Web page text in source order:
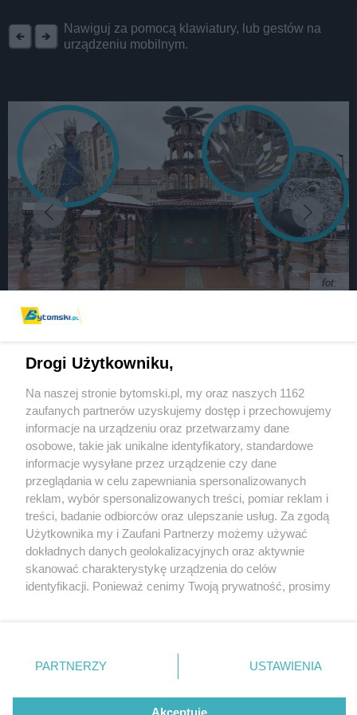
Nawiguj za pomocą klawiatury, lub gestów na
urządzeniu mobilnym.
fot:
Lodu i Powrotu do Przyszłości gotowy
1 / 7
Jarmark swiateczny bytom
2024
Wydawca mediów lokalnych
Nie zapomnij
zapoznać się z:
polityką prywatności regulamin korzystania z portali
Twojemiasto
Piekary Śląskie
Chorzów
Tarnowskie Góry
Gliwice
Skontakuj sięz nami
Kontakt
Wydawca
Pogoda
Drogi Użytkowniku,
Na naszej stronie bytomski.pl, my oraz naszych 1162
zaufanych partnerów uzyskujemy dostęp i przechowujemy
informacje na urządzeniu oraz przetwarzamy dane
osobowe, takie jak unikalne identyfikatory, standardowe
informacje wysyłane przez urządzenie czy dane
przeglądania w celu zapewniania spersonalizowanych
reklam, wybór spersonalizowanych treści, pomiar reklam i
treści, badanie odbiorców oraz ulepszanie usług. Za zgodą
Użytkownika my i Zaufani Partnerzy możemy używać
dokładnych danych geolokalizacyjnych oraz aktywnie
skanować charakterystykę urządzenia do celów
identyfikacji. Ponieważ cenimy Twoją prywatność, prosimy
prywatności znajdujący się w lewym dolnym rogu strony
. Niektóre rodzaje przetwarzania danych nie wymagają
zgody użytkownika, ale masz prawo sprzeciwić się
takiemu przetwarzaniu. Preferencje będą miały
PARTNERZY USTAWIENIA
Akceptuję